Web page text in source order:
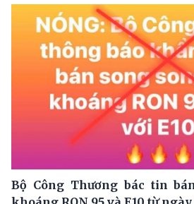
Bộ Công Thương bác tin